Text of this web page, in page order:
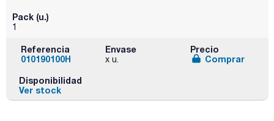
Pack (u.)
1
Referencia
010190100H
Envase
x u.
Precio
Comprar
Disponibilidad
Ver stock